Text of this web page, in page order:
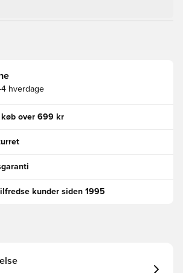
4 hverdage
køb over 699 kr
kunder siden 1995